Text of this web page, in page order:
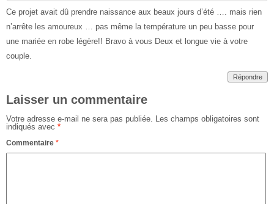
Ce projet avait dû prendre naissance aux beaux jours d’été …. mais rien
n’arrête les amoureux … pas même la température un peu basse pour
une mariée en robe légère!! Bravo à vous Deux et longue vie à votre
couple.
Répondre
Laisser un commentaire
Votre adresse e-mail ne sera pas publiée. Les champs obligatoires sont
indiqués avec *
Commentaire *